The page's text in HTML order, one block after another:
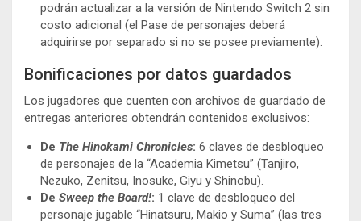
podrán actualizar a la versión de Nintendo Switch 2 sin
costo adicional (el Pase de personajes deberá
adquirirse por separado si no se posee previamente).
Bonificaciones por datos guardados
Los jugadores que cuenten con archivos de guardado de
entregas anteriores obtendrán contenidos exclusivos:
De The Hinokami Chronicles: 6 claves de desbloqueo
de personajes de la “Academia Kimetsu” (Tanjiro,
Nezuko, Zenitsu, Inosuke, Giyu y Shinobu).
De Sweep the Board!: 1 clave de desbloqueo del
personaje jugable “Hinatsuru, Makio y Suma” (las tres